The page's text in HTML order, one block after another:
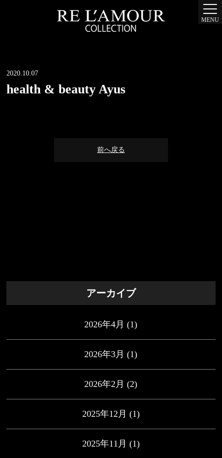
MENU
2020.10.07
health & beauty Ayus
前へ戻る
アーカイブ
2026年4月 (1)
2026年3月 (1)
2026年2月 (2)
2025年12月 (1)
2025年11月 (1)